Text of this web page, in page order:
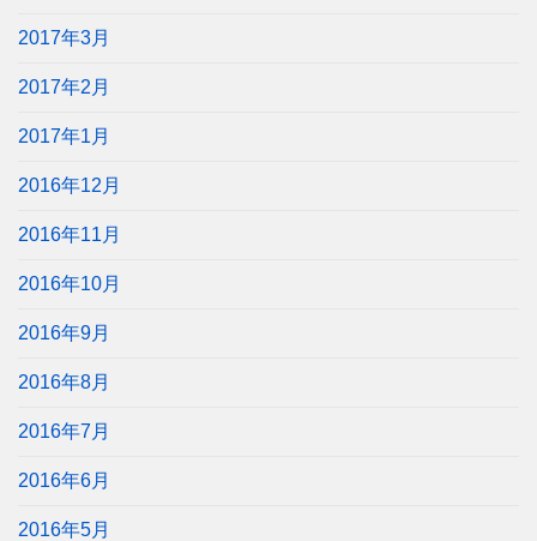
2017年3月
2017年2月
2017年1月
2016年12月
2016年11月
2016年10月
2016年9月
2016年8月
2016年7月
2016年6月
2016年5月